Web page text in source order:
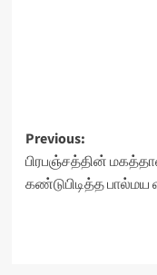
Post
navigation
Previous:
பிரபஞ்சத்தின்
கண்டுபிடித்த